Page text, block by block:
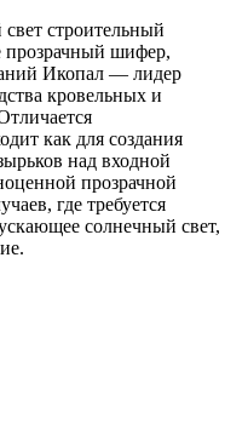
строительный
прозрачный шифер,
Икопал — лидер
кровельных и
как для создания
над входной
прозрачной
где требуется
солнечный свет,